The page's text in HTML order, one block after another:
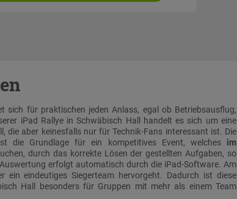
sich für praktischen jeden Anlass, egal ob Betriebsausflug,
iPad Rallye in Schwäbisch Hall handelt es sich um eine
die aber keinesfalls nur für Technik-Fans interessant ist. Die
die Grundlage für ein kompetitives Event, welchesim
durch das korrekte Lösen der gestellten Aufgaben, so
erfolgt automatisch durch die iPad-Software. Am
ein eindeutiges Siegerteam hervorgeht. Dadurch ist diese
Hall besonders für Gruppen mit mehr als einem Team